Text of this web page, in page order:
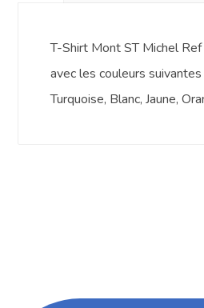
T-Shirt Mont ST Michel
avec les couleurs
Turquoise, Blanc, Jaune,